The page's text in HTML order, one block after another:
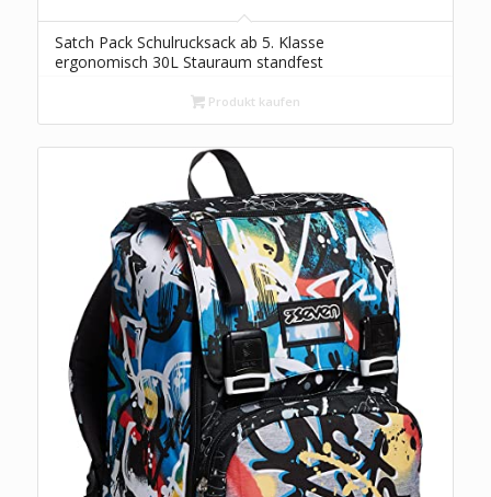
Satch Pack Schulrucksack ab 5. Klasse
ergonomisch 30L Stauraum standfest
Produkt kaufen